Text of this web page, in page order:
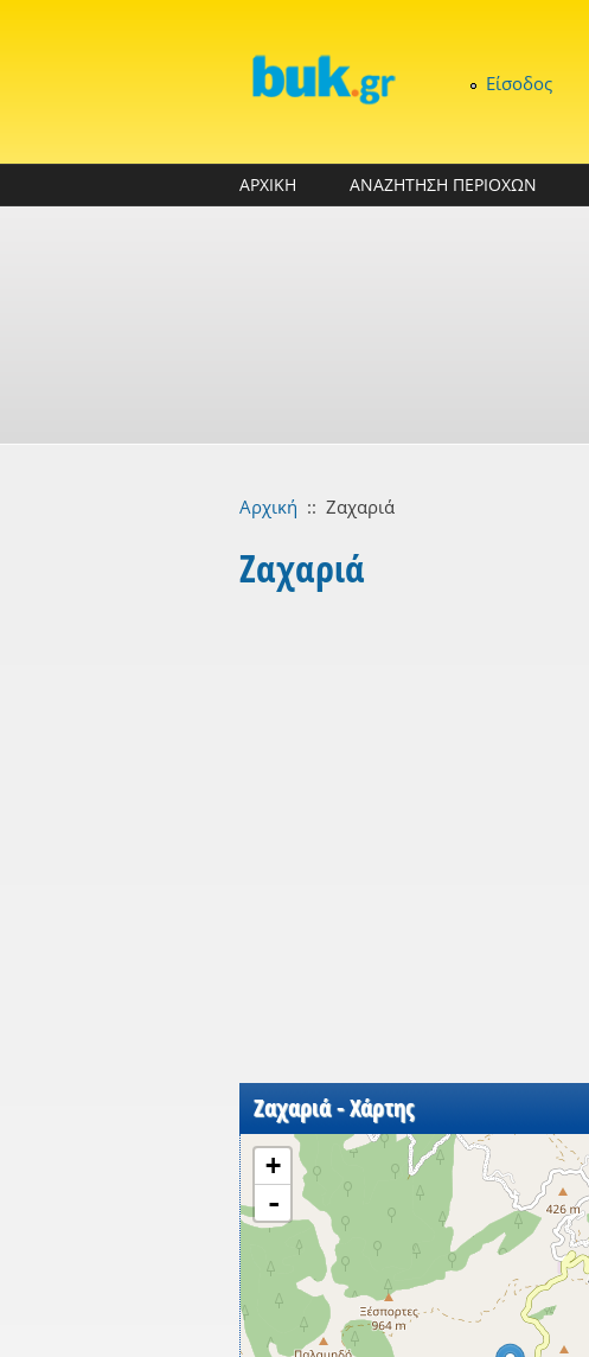
Είσοδος
ΑΡΧΙΚΗ ΑΝΑΖΗΤΗΣΗ ΠΕΡΙΟΧΩΝ
Αρχική :: Ζαχαριά
Ζαχαριά
Ζαχαριά - Χάρτης
+
-